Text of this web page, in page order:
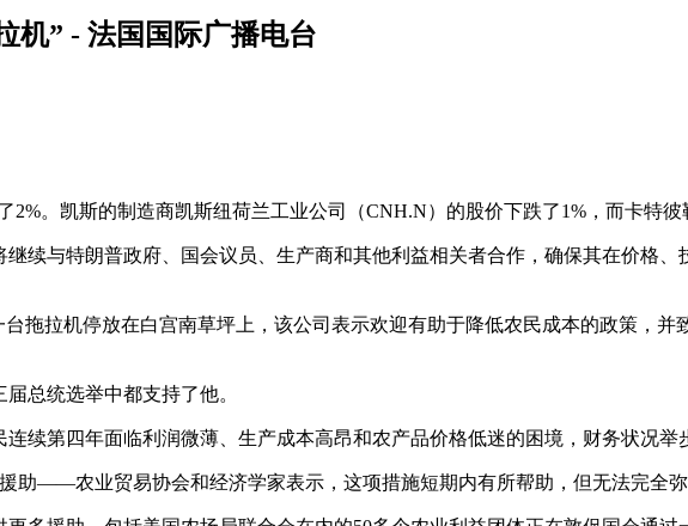
机” - 法国国际广播电台
。凯斯的制造商凯斯纽荷兰工业公司（CNH.N）的股价下跌了1%，而卡特彼
续与特朗普政府、国会议员、生产商和其他利益相关者合作，确保其在价格
拖拉机停放在白宫南草坪上，该公司表示欢迎有助于降低农民成本的政策，并
总统选举中都支持了他。
续第四年面临利润微薄、生产成本高昂和农产品价格低迷的困境，财务状况举
助——农业贸易协会和经济学家表示，这项措施短期内有所帮助，但无法完全